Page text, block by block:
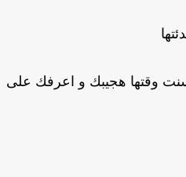
وقتها هجيبك و اعرفك على